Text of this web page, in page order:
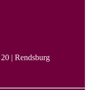
| Rendsburg